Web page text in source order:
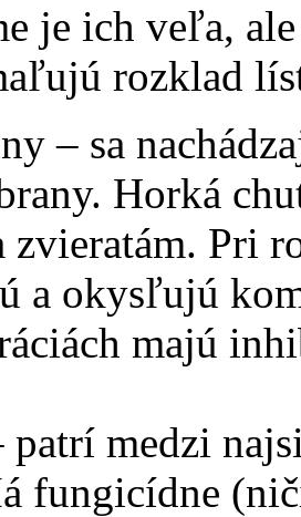
je ich veľa,
rozklad
– sa
Horká
zvieratám. Pri
a okysľujú
majú
patrí medzi
fungicídne